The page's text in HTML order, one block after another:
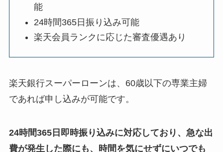
能
24時間365日振り込み可能
楽天会員ランクに応じた審査優遇あり
楽天銀行スーパーローンは、60歳以下の専業主婦
であれば申し込みが可能です。
24時間365日即時振り込みに対応しており、急な出
費が発生した際にも、時間を気にせずにいつでも